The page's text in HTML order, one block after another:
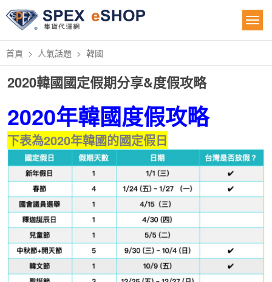
首頁 人氣話題 韓國
2020韓國國定假期分享&度假攻略
2020年韓國度假攻略
下表為2020年韓國的國定假日